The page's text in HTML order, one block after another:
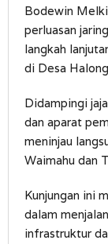
Bodewin
perluasan
langkah
di Desa
Didampingi
dan aparat
meninjau
Waimahu dan
Kunjungan ini
dalam
infrastruktur